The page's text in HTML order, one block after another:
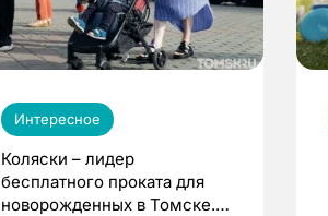
Интересное
Коляски – лидер
бесплатного проката для
новорожденных в Томске.